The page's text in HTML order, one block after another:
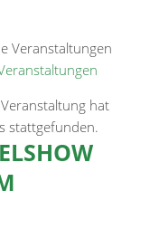
hat
stattgefunden.